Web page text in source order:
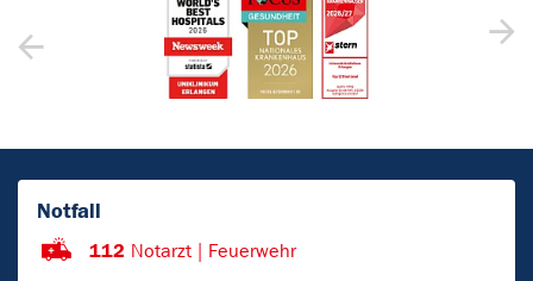
Notfall
112 Notarzt | Feuerwehr